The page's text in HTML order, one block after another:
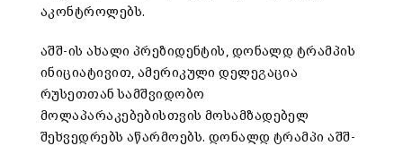
აკონტროლებს.
აშშ-ის ახალი პრეზიდენტის, დონალდ ტრამპის
ინიციატივით, ამერიკული დელეგაცია
რუსეთთან სამშვიდობო
მოლაპარაკებებისთვის მოსამზადებელ
შეხვედრებს აწარმოებს. დონალდ ტრამპი აშშ-